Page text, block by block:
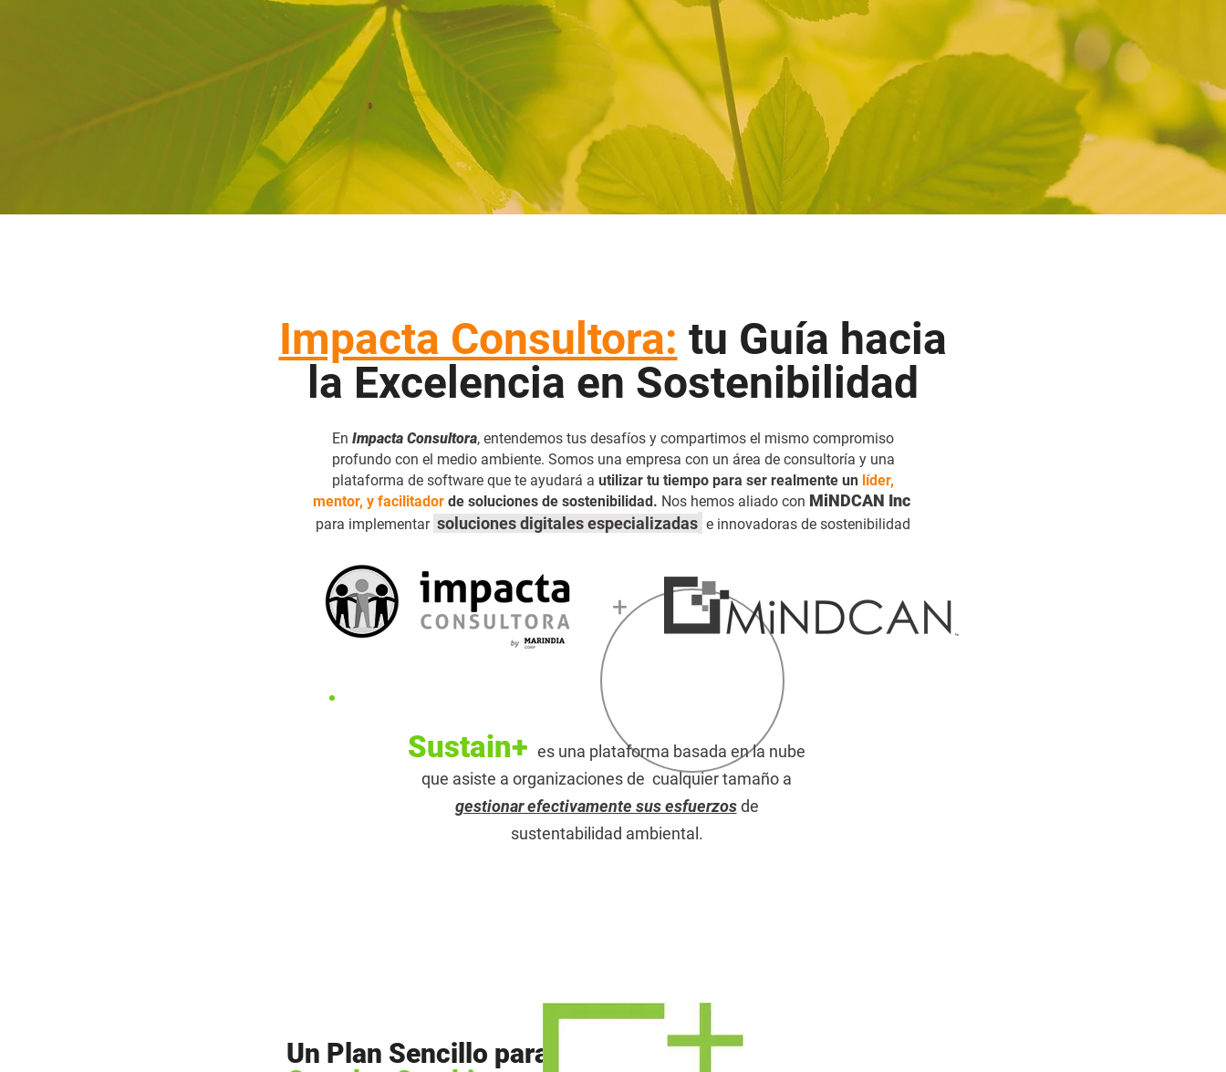
Impacta Consultora: tu Guía hacia
la Excelencia en Sostenibilidad
En Impacta Consultora, entendemos tus desafíos y compartimos el mismo compromiso
profundo con el medio ambiente. Somos una empresa con un área de consultoría y una
plataforma de software que te ayudará a utilizar tu tiempo para ser realmente un líder,
mentor, y facilitadorde soluciones de sostenibilidad. Nos hemos aliado con MiNDCAN Inc
para implementar soluciones digitales especializadas e innovadoras de sostenibilidad
+
Sustain+ es una plataforma basada en la nube
que asiste a organizaciones de cualquier tamaño a
gestionar efectivamente sus esfuerzosde
sustentabilidad ambiental.
Un Plan Sencillo para